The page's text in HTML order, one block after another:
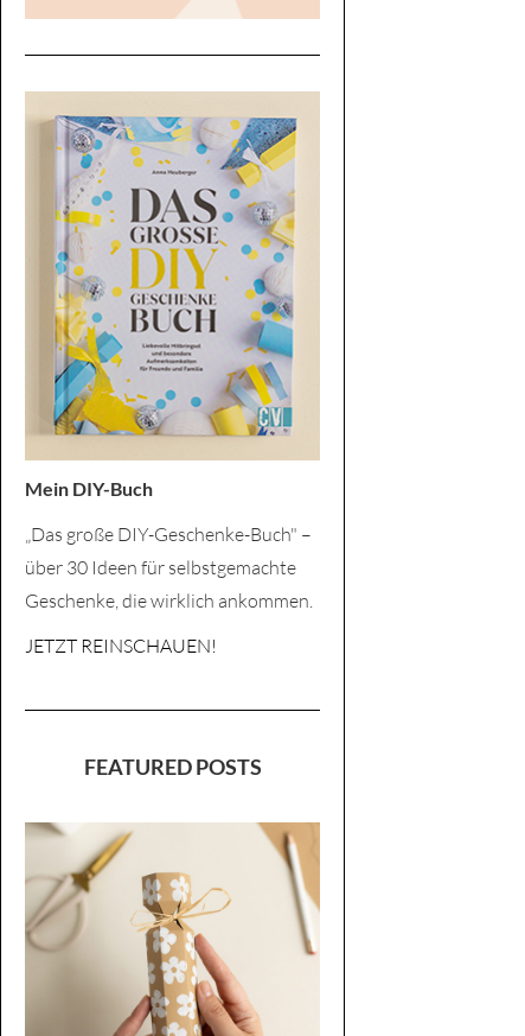
Mein DIY-Buch
„Das große DIY-Geschenke-Buch" –
über 30 Ideen für selbstgemachte
Geschenke, die wirklich ankommen.
JETZT REINSCHAUEN!
FEATURED POSTS